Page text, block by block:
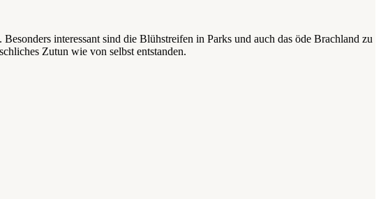
interessant sind die Blühstreifen in Parks und auch das öde Brachland zu
Zutun wie von selbst entstanden.